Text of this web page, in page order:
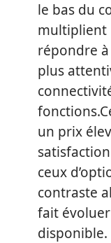
le bas du
multiplient
répondre
plus
un prix
ceux
contraste
fait
disponible.